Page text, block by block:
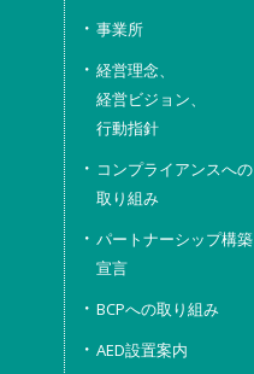
事業所
経営理念、
経営ビジョン、
行動指針
コンプライアンスへの
取り組み
パートナーシップ構築
宣言
BCPへの取り組み
AED設置案内